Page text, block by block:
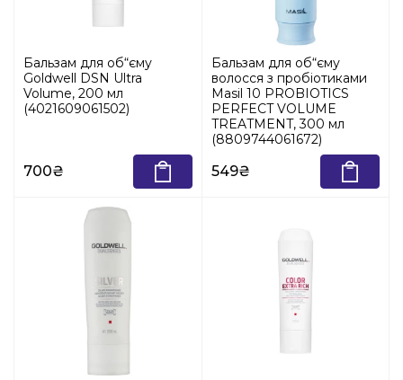
Бальзам для об“єму
Goldwell DSN Ultra
Volume, 200 мл
(4021609061502)
700₴
Бальзам для об“єму
волосся з пробіотиками
Masil 10 PROBIOTICS
PERFECT VOLUME
TREATMENT, 300 мл
(8809744061672)
549₴